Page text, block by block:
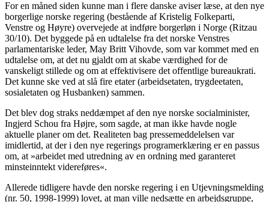
For en måned siden kunne man i flere danske aviser læse, at den nye
borgerlige norske regering (bestående af Kristelig Folkeparti,
Venstre og Høyre) overvejede at indføre borgerløn i Norge (Ritzau
30/10). Det byggede på en udtalelse fra det norske Venstres
parlamentariske leder, May Britt Vihovde, som var kommet med en
udtalelse om, at det nu gjaldt om at skabe værdighed for de
vanskeligt stillede og om at effektivisere det offentlige bureaukrati.
Det kunne ske ved at slå fire etater (arbeidsetaten, trygdeetaten,
sosialetaten og Husbanken) sammen.
Det blev dog straks neddæmpet af den nye norske socialminister,
Ingjerd Schou fra Højre, som sagde, at man ikke havde nogle
aktuelle planer om det. Realiteten bag pressemeddelelsen var
imidlertid, at der i den nye regerings programerklæring er en passus
om, at »arbeidet med utredning av en ordning med garanteret
minsteinntekt videreføres«.
Allerede tidligere havde den norske regering i en Utjevningsmelding
(nr. 50, 1998-1999) lovet, at man ville nedsætte en arbejdsgruppe,